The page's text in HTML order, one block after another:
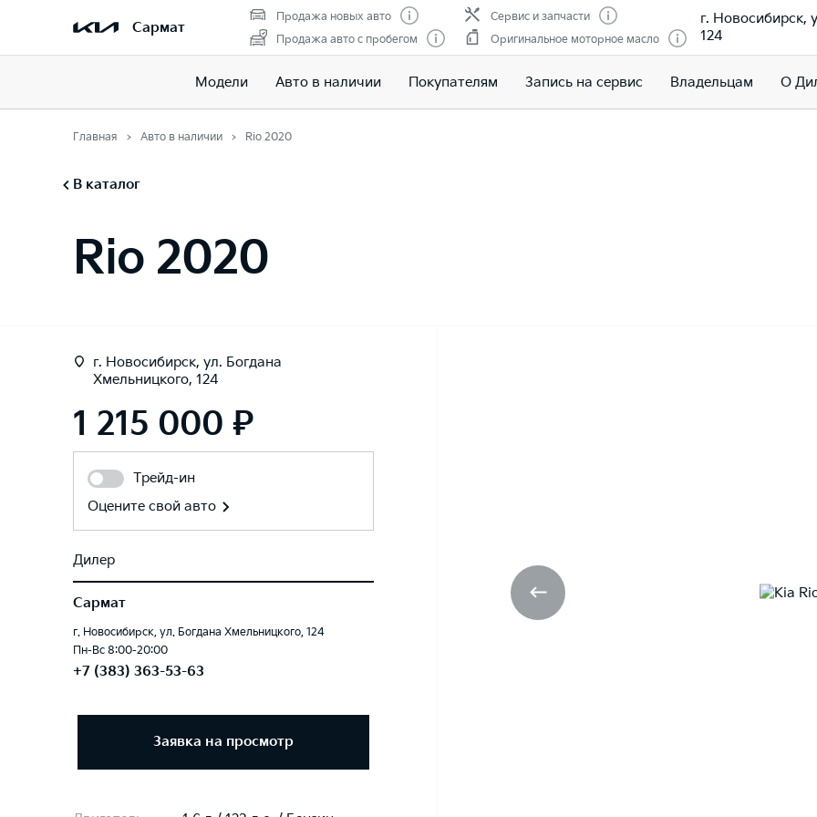
Сармат
Продажа новых авто
Продажа авто с пробегом
Сервис и запчасти
Оригинальное моторное масло
г. Новосибирск,
124
Модели Авто в наличии Покупателям Запись на сервис Владельцам О
Главная Авто в наличии Rio 2020
В каталог
Rio 2020
г. Новосибирск, ул. Богдана
Хмельницкого, 124
1 215 000 ₽
Трейд-ин
Оцените свой авто
Дилер
Сармат
г. Новосибирск, ул. Богдана Хмельницкого, 124
Пн-Вс 8:00-20:00
+7 (383) 363-53-63
Заявка на просмотр